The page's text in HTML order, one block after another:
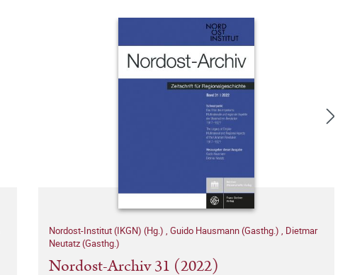
Nordost-Institut (IKGN) (Hg.) , Guido Hausmann (Gasthg.) , Dietmar
Neutatz (Gasthg.)
Nordost-Archiv 31 (2022)